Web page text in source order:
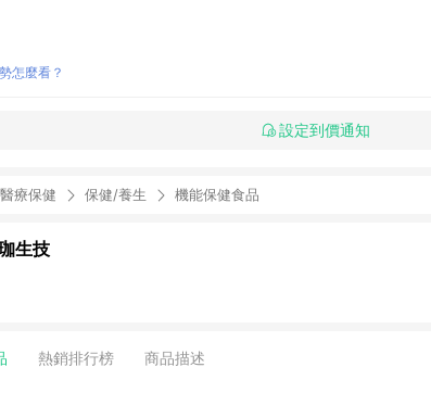
怎麼看？
設定到價通知
醫療保健 保健/養生 機能保健食品
生技
熱銷排行榜 商品描述